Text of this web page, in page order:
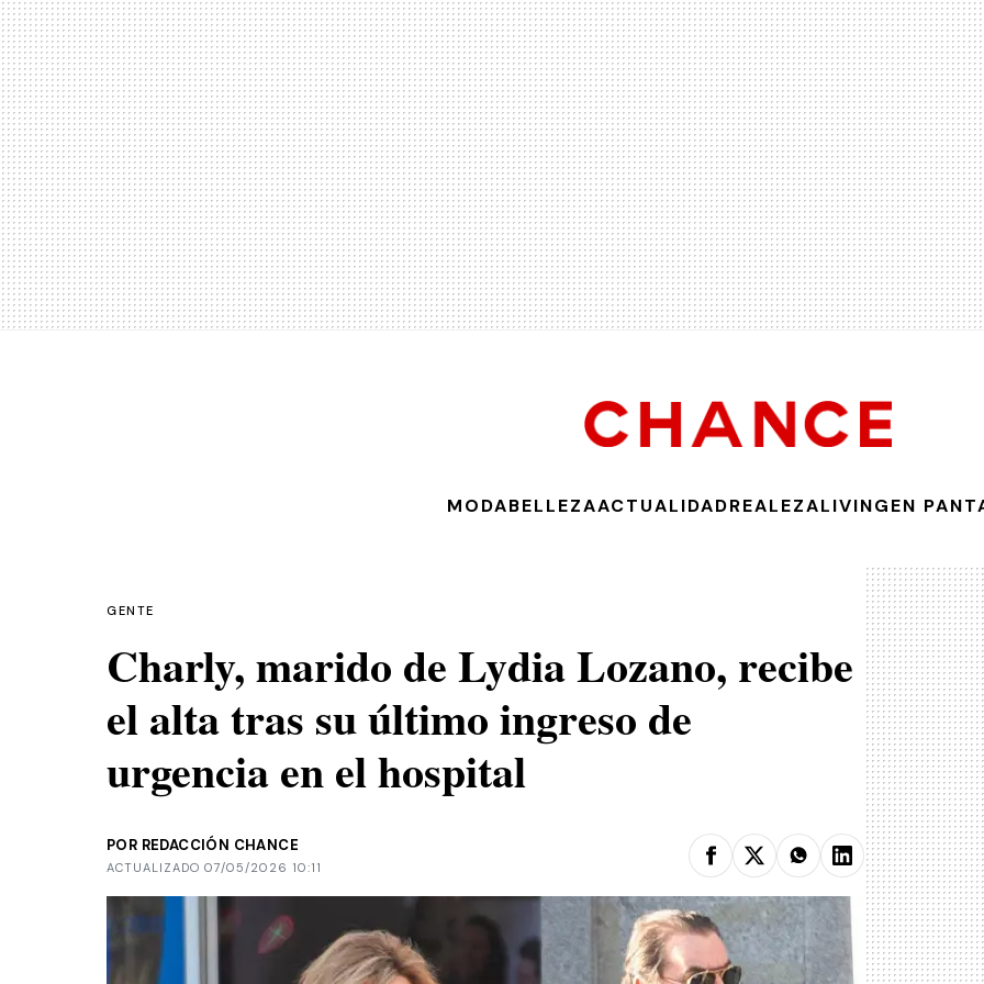
MODABELLEZAACTUALIDADREALEZALIVINGEN
GENTE
Charly, marido de Lydia Lozano, recibe
el alta tras su último ingreso de
urgencia en el hospital
POR REDACCIÓN CHANCE
ACTUALIZADO 07/05/2026 10:11